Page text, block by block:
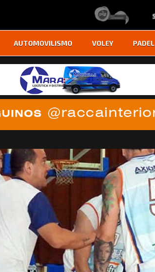
AUTOMOVILISMO VOLEY PADEL